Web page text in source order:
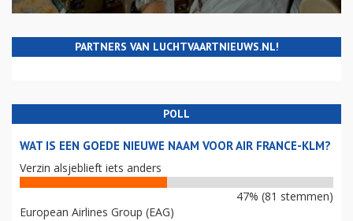
PARTNERS VAN LUCHTVAARTNIEUWS.NL!
POLL
WAT IS EEN GOEDE NIEUWE NAAM VOOR AIR FRANCE-KLM?
Verzin alsjeblieft iets anders
47% (81 stemmen)
European Airlines Group (EAG)